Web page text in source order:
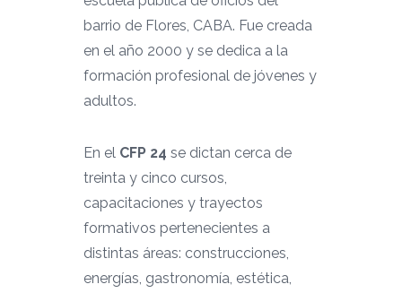
barrio de Flores, CABA. Fue creada
en el año 2000 y se dedica a la
formación profesional de jóvenes y
adultos.
En el CFP 24 se dictan cerca de
treinta y cinco cursos,
capacitaciones y trayectos
formativos pertenecientes a
distintas áreas: construcciones,
energías, gastronomía, estética,